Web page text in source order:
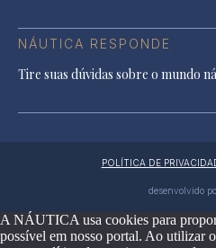
NÁUTICA RESPONDE
Tire suas dúvidas sobre o mundo
POLÍTICA DE
desenvolvido
A NÁUTICA usa cookies para
possível em nosso portal. Ao utilizar